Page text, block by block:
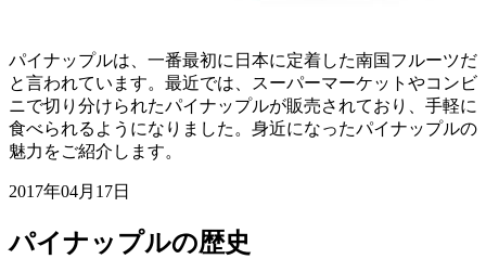
パイナップルは、一番最初に日本に定着した南国フルーツだ
と言われています。最近では、スーパーマーケットやコンビ
ニで切り分けられたパイナップルが販売されており、手軽に
食べられるようになりました。身近になったパイナップルの
魅力をご紹介します。
2017年04月17日
パイナップルの歴史